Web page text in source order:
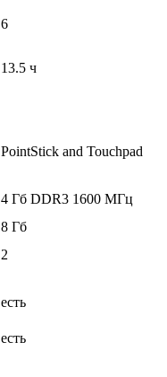
6
13.5 ч
PointStick and Touchpad
4 Гб DDR3 1600 МГц
8 Гб
2
есть
есть